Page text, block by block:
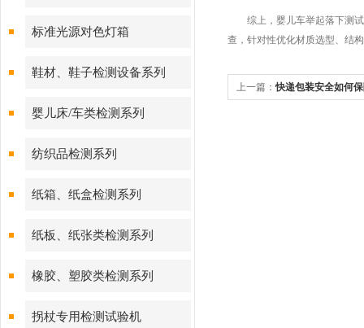
标准光源对色灯箱
鞋材、鞋子检测设备系列
婴儿床/车类检测系列
纺织品检测系列
纸箱、纸盒检测系列
纸板、纸张类检测系列
橡胶、塑胶类检测系列
拐杖专用检测试验机
综上，婴儿车举起落下测试
查，针对性优化材质选型、结
上一篇：快递包装安全如何